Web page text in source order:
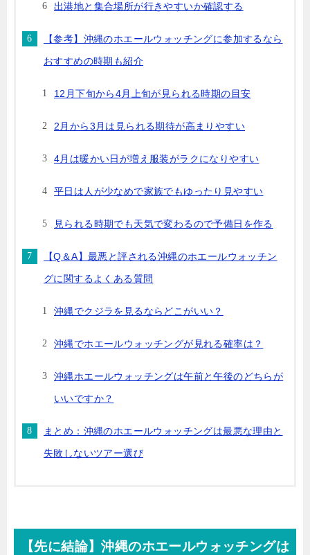
出港地と集合場所が行きやすいか確認する
【参考】沖縄のホエールウォッチングに参加するなら
おすすめの時期も紹介
12月下旬から4月上旬が見られる時期の目安
2月から3月は見られる期待が高まりやすい
4月は暖かい日が増え服装がラクになりやすい
平日は人が少なめで家族でもゆったり見やすい
見られる時期でも天気で変わるので予備日を作る
【Q＆A】最悪と評される沖縄のホエールウォッチン
グに関するよくある質問
沖縄でクジラを見るならどこがいい？
沖縄でホエールウォッチングが見れる確率は？
沖縄ホエールウォッチングは午前と午後のどちらが
いいですか？
まとめ：沖縄のホエールウォッチングは最悪な理由と
失敗しないツアー選び
【先に結論】沖縄のホエールウォッチングは